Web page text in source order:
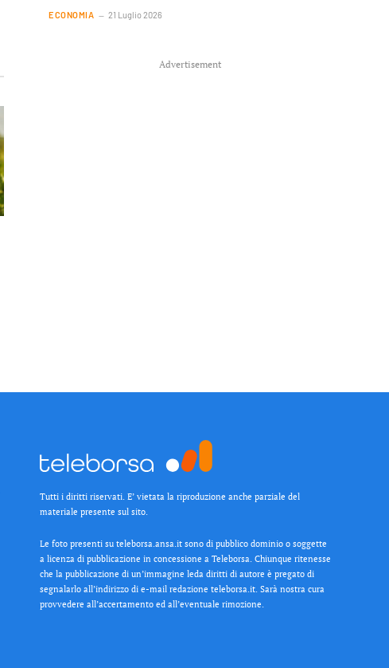
ECONOMIA 21 Luglio 2026
Advertisement
Tutti i diritti riservati. E’ vietata la riproduzione anche parziale del
materiale presente sul sito.
Le foto presenti su teleborsa.ansa.it sono di pubblico dominio o soggette
a licenza di pubblicazione in concessione a Teleborsa. Chiunque ritenesse
che la pubblicazione di un’immagine leda diritti di autore è pregato di
segnalarlo all’indirizzo di e-mail redazione teleborsa.it. Sarà nostra cura
provvedere all’accertamento ed all’eventuale rimozione.